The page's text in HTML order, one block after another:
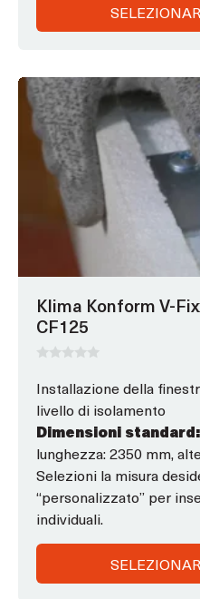
Klima Konform V-
CF125
s
u
5
Installazione della
livello di isolamento
Dimensioni standard:
lunghezza: 2350 mm,
Selezioni la misura
“personalizzato” per
individuali.
Questo
prodotto
ha
opzioni
che
possono
essere
scelte
pagina
del
prodotto